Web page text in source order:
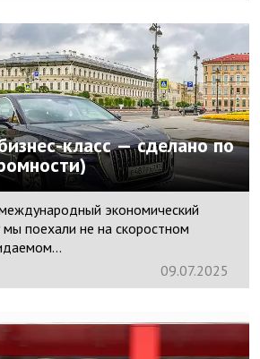
класс — сделано по
экономический
поехали не на скоростном
09.07.2025